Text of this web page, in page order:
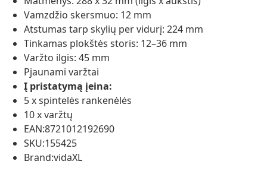
Vamzdžio skersmuo: 12 mm
Atstumas tarp skylių per vidurį: 224 mm
Tinkamas plokštės storis: 12–36 mm
Varžto ilgis: 45 mm
Pjaunami varžtai
Į pristatymą įeina:
5 x spintelės rankenėlės
10 x varžtų
EAN:8721012192690
SKU:155425
Brand:vidaXL